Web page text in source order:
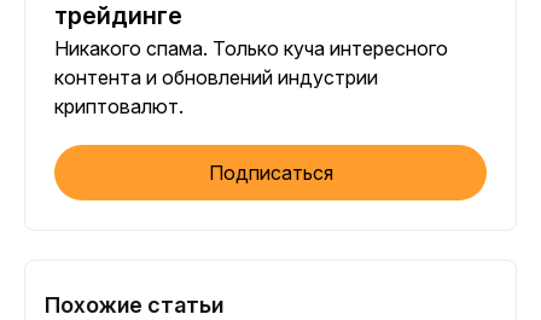
трейдинге
Никакого спама. Только куча интересного
контента и обновлений индустрии
криптовалют.
Подписаться
Похожие статьи